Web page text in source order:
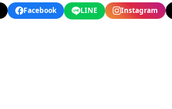
Facebook LINE Instagram